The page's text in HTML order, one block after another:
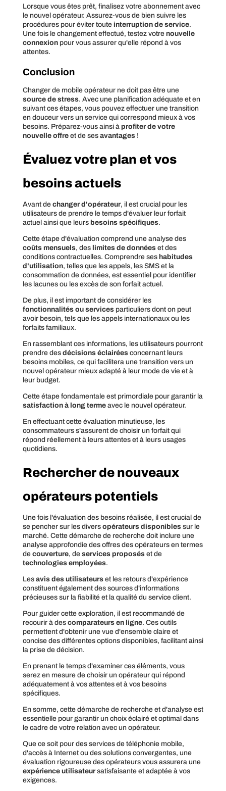
Lorsque vous êtes prêt, finalisez votre abonnement avec
le nouvel opérateur. Assurez-vous de bien suivre les
procédures pour éviter toute interruption de service.
Une fois le changement effectué, testez votre nouvelle
connexionpour vous assurer qu'elle répond à vos
attentes.
Conclusion
Changer de mobile opérateur ne doit pas être une
source de stress. Avec une planification adéquate et en
suivant ces étapes, vous pouvez effectuer une transition
en douceur vers un service qui correspond mieux à vos
besoins. Préparez-vous ainsi à profiter de votre
nouvelle offreet de ses avantages!
Évaluez votre plan et vos
besoins actuels
Avant de changer d'opérateur, il est crucial pour les
utilisateurs de prendre le temps d'évaluer leur forfait
actuel ainsi que leurs besoins spécifiques.
Cette étape d'évaluation comprend une analyse des
coûts mensuels, des limites de donnéeset des
conditions contractuelles. Comprendre ses habitudes
d'utilisation, telles que les appels, les SMS et la
consommation de données, est essentiel pour identifier
les lacunes ou les excès de son forfait actuel.
De plus, il est important de considérer les
fonctionnalités ou servicesparticuliers dont on peut
avoir besoin, tels que les appels internationaux ou les
forfaits familiaux.
En rassemblant ces informations, les utilisateurs pourront
prendre des décisions éclairéesconcernant leurs
besoins mobiles, ce qui facilitera une transition vers un
nouvel opérateur mieux adapté à leur mode de vie et à
leur budget.
Cette étape fondamentale est primordiale pour garantir la
satisfaction à long termeavec le nouvel opérateur.
En effectuant cette évaluation minutieuse, les
consommateurs s'assurent de choisir un forfait qui
répond réellement à leurs attentes et à leurs usages
quotidiens.
Rechercher de nouveaux
opérateurs potentiels
Une fois l'évaluation des besoins réalisée, il est crucial de
se pencher sur les divers opérateurs disponiblessur le
marché. Cette démarche de recherche doit inclure une
analyse approfondie des offres des opérateurs en termes
de couverture, de services proposéset de
technologies employées.
Les avis des utilisateurset les retours d'expérience
constituent également des sources d'informations
précieuses sur la fiabilité et la qualité du service client.
Pour guider cette exploration, il est recommandé de
recourir à des comparateurs en ligne. Ces outils
permettent d'obtenir une vue d'ensemble claire et
concise des différentes options disponibles, facilitant ainsi
la prise de décision.
En prenant le temps d'examiner ces éléments, vous
serez en mesure de choisir un opérateur qui répond
adéquatement à vos attentes et à vos besoins
spécifiques.
En somme, cette démarche de recherche et d'analyse est
essentielle pour garantir un choix éclairé et optimal dans
le cadre de votre relation avec un opérateur.
Que ce soit pour des services de téléphonie mobile,
d'accès à Internet ou des solutions convergentes, une
évaluation rigoureuse des opérateurs vous assurera une
expérience utilisateursatisfaisante et adaptée à vos
exigences.